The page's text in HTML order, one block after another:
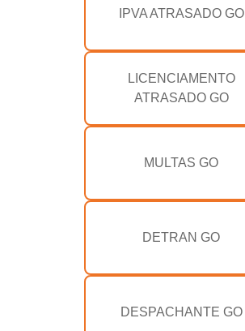
IPVA ATRASADO GO
LICENCIAMENTO
ATRASADO GO
MULTAS GO
DETRAN GO
DESPACHANTE GO